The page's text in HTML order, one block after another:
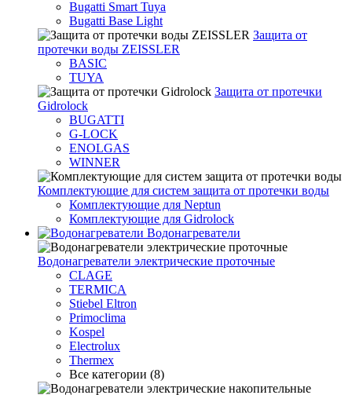
Bugatti Smart Tuya
Bugatti Base Light
Защита от
протечки воды ZEISSLER
BASIC
TUYA
Защита от протечки
Gidrolock
BUGATTI
G-LOCK
ENOLGAS
WINNER
Комплектующие для систем защита от протечки воды
Комплектующие для Neptun
Комплектующие для Gidrolock
Водонагреватели
Водонагреватeли электрические проточные
CLAGE
TERMICA
Stiebel Eltron
Primoclima
Kospel
Electrolux
Thermex
Все категории (8)